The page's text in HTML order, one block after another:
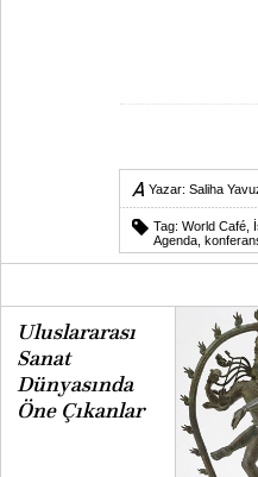
Yazar: Saliha
Tag: World Café
Agenda
Uluslararası
Sanat
Dünyasında
Öne Çıkanlar